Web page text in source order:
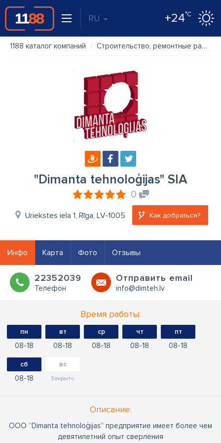
RU +24°C
1188 каталог компаний Строительство, ремонтные работы
"Dimanta tehnoloģijas" SIA
0
Uriekstes iela 1, Rīga, LV-1005 Как добраться?
Инфо Карта Фото Отзывы
22352039
Телефон
Oтправить email
info@dimteh.lv
Время работы:
пн
08 18
вт
08 18
ср
08 18
чт
08 18
пт
08 18
сб
08 18
вс
Закрыто
Oписание:
ООО “Dimanta tehnoloģijas” предприятие имеет более чем
девятилетний опыт сверления